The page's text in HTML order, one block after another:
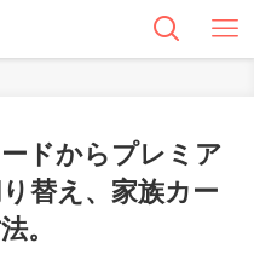
ドからプレミア
替え、家族カー
。